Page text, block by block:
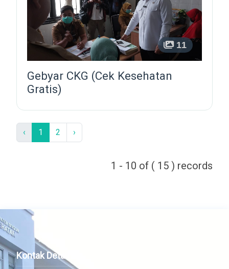
11
Gebyar CKG (Cek Kesehatan
Gratis)
‹ 1 2 ›
1 - 10 of ( 15 ) records
Kontak Detail